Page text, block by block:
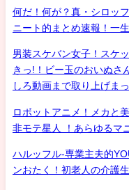
何だ！何が？真・シロ
ニート的まとめ速報！一
男装スケバン女子！スケ
きっ!！ビー玉のおいぬ
しろ動画まで取り上げま
ロボットアニメ！メカと
非モテ星人 ！あらゆるマ
ハルッフル-専業主夫的
ンおたく！初老人の介護